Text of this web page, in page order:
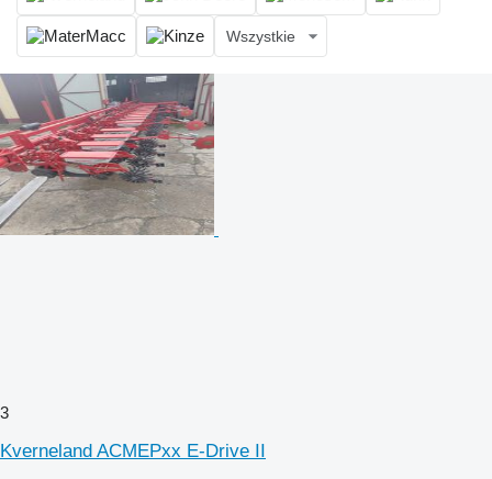
Wszystkie
3
Kverneland ACMEPxx E-Drive II